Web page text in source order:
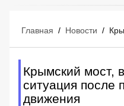
Главная / Новости /
Крымский мост,
ситуация после
движения